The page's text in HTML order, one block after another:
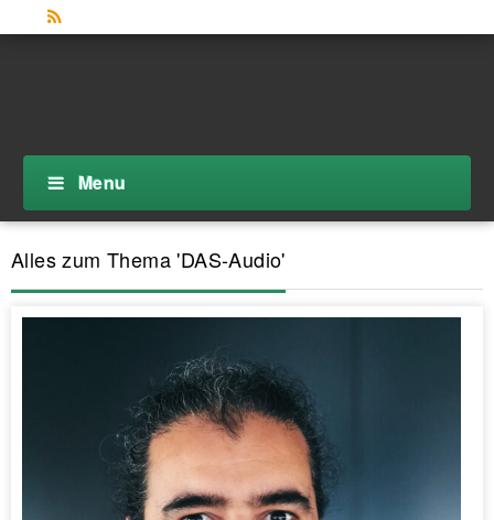
Menu
Alles zum Thema 'DAS-Audio'